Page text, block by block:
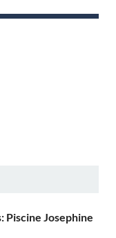
Piscine Josephine